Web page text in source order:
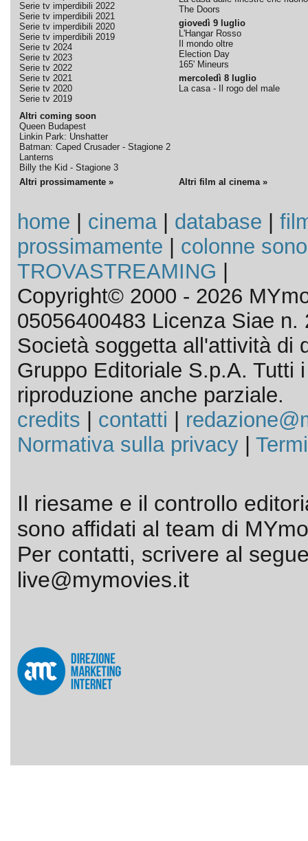
Serie tv imperdibili 2022
Serie tv imperdibili 2021
Serie tv imperdibili 2020
Serie tv imperdibili 2019
Serie tv 2024
Serie tv 2023
Serie tv 2022
Serie tv 2021
Serie tv 2020
Serie tv 2019
Altri coming soon
Queen Budapest
Linkin Park: Unshatter
Batman: Caped Crusader - Stagione 2
Lanterns
Billy the Kid - Stagione 3
The Doors
giovedì 9 luglio
L'Hangar Rosso
Il mondo oltre
Election Day
165' Mineurs
mercoledì 8 luglio
La casa - Il rogo del male
Altri prossimamente » Altri film al cinema »
home cinema| database
prossimamente
colonne
TROVASTREAMING
Copyright© 2000 - 2026
05056400483 Licenza Siae n.
Società soggetta all'attività di
Gruppo Editoriale S.p.A. Tutti
riproduzione anche parziale.
credits
contatti
Normativa sulla privacy|
Il riesame e il controllo
sono affidati al team di
Per contatti, scrivere al
live@mymovies.it